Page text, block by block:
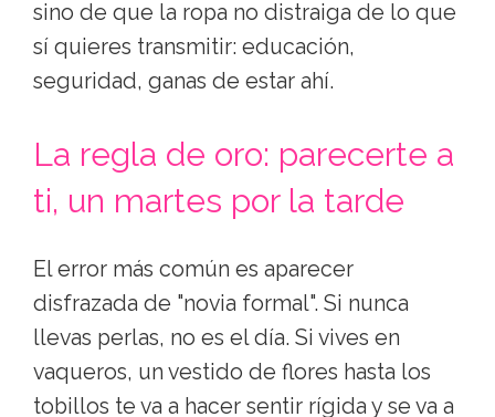
fórmula bastante fiable, y no pasa por
renunciar a tu estilo.
(aunque no debería)
pero la primera impresión se forma en los
primeros minutos y el ojo humano lee
tejidos, colores y proporciones antes que
palabras. No se trata de gustar por la ropa,
sino de que la ropa no distraiga de lo que